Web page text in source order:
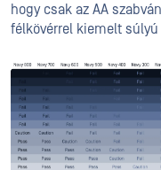
hogy csak az AA
félkövérrel kiemelt